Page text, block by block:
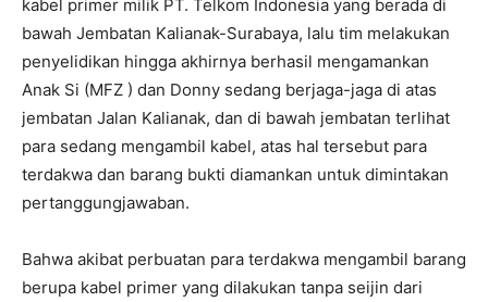
kabel primer milik PT. Telkom Indonesia yang berada di
bawah Jembatan Kalianak-Surabaya, lalu tim melakukan
penyelidikan hingga akhirnya berhasil mengamankan
Anak Si (MFZ ) dan Donny sedang berjaga-jaga di atas
jembatan Jalan Kalianak, dan di bawah jembatan terlihat
para sedang mengambil kabel, atas hal tersebut para
terdakwa dan barang bukti diamankan untuk dimintakan
pertanggungjawaban.
Bahwa akibat perbuatan para terdakwa mengambil barang
berupa kabel primer yang dilakukan tanpa seijin dari